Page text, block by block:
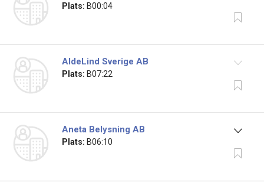
Plats: B00:04
AldeLind Sverige AB
Plats: B07:22
Aneta Belysning AB
Plats: B06:10